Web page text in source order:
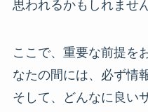
思われるかもしれません
ここで、重要な前提を
なたの間には、必ず情
そして、どんなに良い